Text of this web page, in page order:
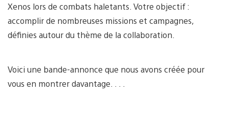
Xenos lors de combats haletants. Votre objectif :
accomplir de nombreuses missions et campagnes,
définies autour du thème de la collaboration.
Voici une bande-annonce que nous avons créée pour
vous en montrer davantage. . . .